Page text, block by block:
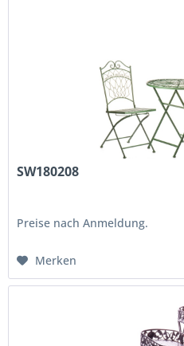
SW180208
Preise nach Anmeldung.
Merken